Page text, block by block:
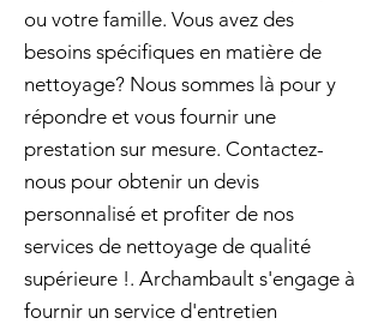
ou votre famille. Vous avez des
besoins spécifiques en matière de
nettoyage? Nous sommes là pour y
répondre et vous fournir une
prestation sur mesure. Contactez-
nous pour obtenir un devis
personnalisé et profiter de nos
services de nettoyage de qualité
supérieure !. Archambault s'engage à
fournir un service d'entretien